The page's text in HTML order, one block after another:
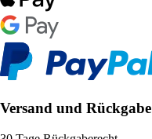
Versand und Rückgabe